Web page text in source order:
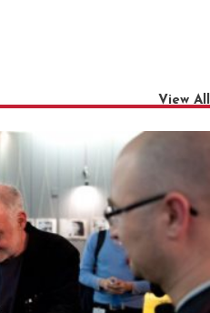
View All